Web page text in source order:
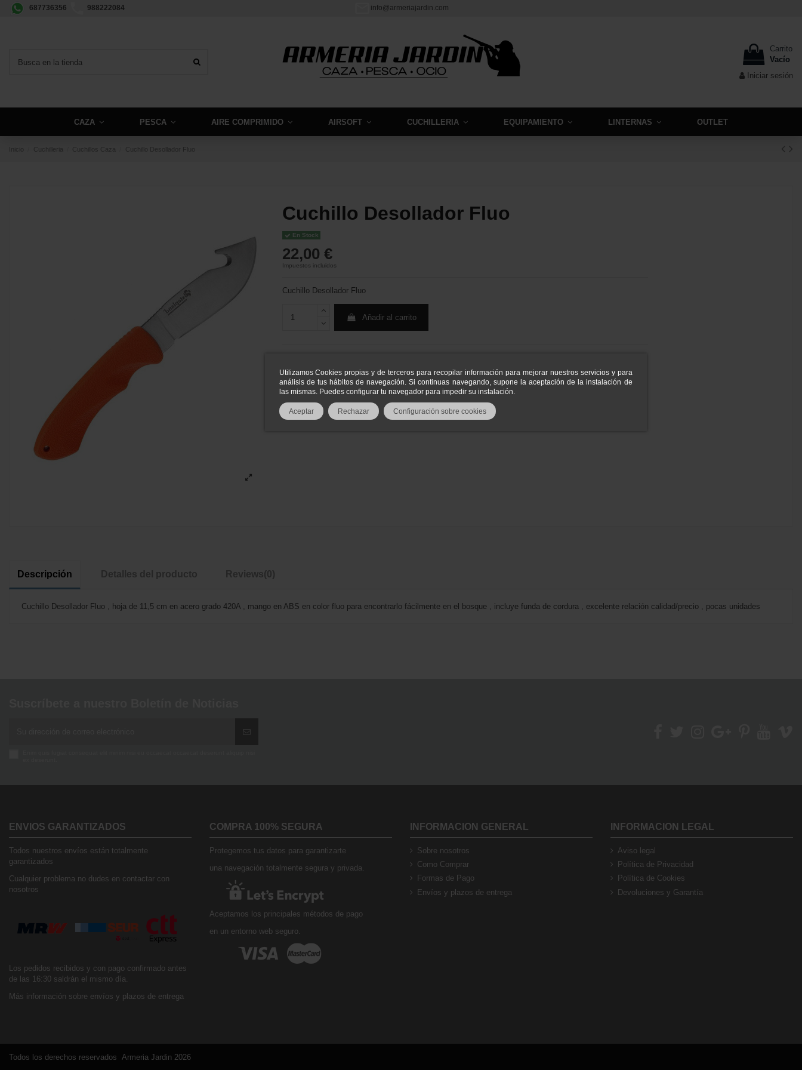
Utilizamos Cookies propias y de terceros para recopilar información para mejorar nuestros servicios y para
análisis de tus hábitos de navegación. Si continuas navegando, supone la aceptación de la instalación de
las mismas. Puedes configurar tu navegador para impedir su instalación.
Aceptar Rechazar Configuración sobre cookies
687736356 988222084 info@armeriajardin.com
Carrito
Vacío
Iniciar sesión
CAZA PESCA AIRE COMPRIMIDO AIRSOFT CUCHILLERIA EQUIPAMIENTO LINTERNAS OUTLET
Inicio Cuchilleria Cuchillos Caza Cuchillo Desollador Fluo
Cuchillo Desollador Fluo
En Stock
22,00 €
Impuestos incluidos
Cuchillo Desollador Fluo
Añadir al carrito
¿Alguna duda? 988222084
Descripción Detalles del producto Reviews(0)
Cuchillo Desollador Fluo , hoja de 11,5 cm en acero grado 420A , mango en ABS en color fluo para encontrarlo fácilmente en el bosque , incluye funda de cordura , excelente relación calidad/precio , pocas unidades
ENVIOS GARANTIZADOS
Todos nuestros envíos están totalmente
garantizados
Cualquier problema no dudes en contactar con
nosotros
Los pedidos recibidos y con pago confirmado antes
de las 16:30 saldrán el mismo día.
Más información sobre envíos y plazos de entrega
COMPRA 100% SEGURA
Protegemos tus datos para garantizarte
una navegación totalmente segura y privada.
Aceptamos los principales métodos de pago
en un entorno web seguro.
INFORMACION GENERAL
Sobre nosotros
Como Comprar
Formas de Pago
Envíos y plazos de entrega
INFORMACION LEGAL
Aviso legal
Política de Privacidad
Política de Cookies
Devoluciones y Garantía
Todos los derechos reservados Armeria Jardin 2026